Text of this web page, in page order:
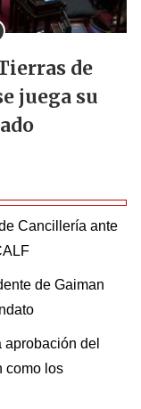
de
juega su
Cancillería ante
de Gaiman
del
como los